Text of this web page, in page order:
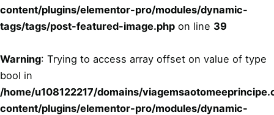
content/plugins/elementor-pro/modules/dynamic-
tags/tags/post-featured-image.php on line 39
Warning: Trying to access array offset on value of type
bool in
/home/u108122217/domains/
content/plugins/elementor-pro/modules/dynamic-